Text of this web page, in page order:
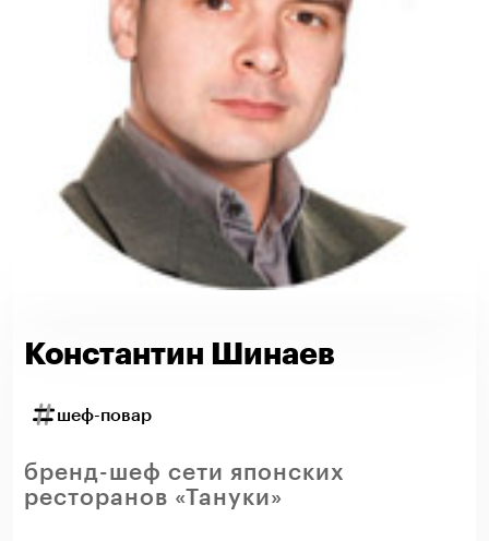
Константин Шинаев
шеф-повар
бренд-шеф сети японских
ресторанов «Тануки»